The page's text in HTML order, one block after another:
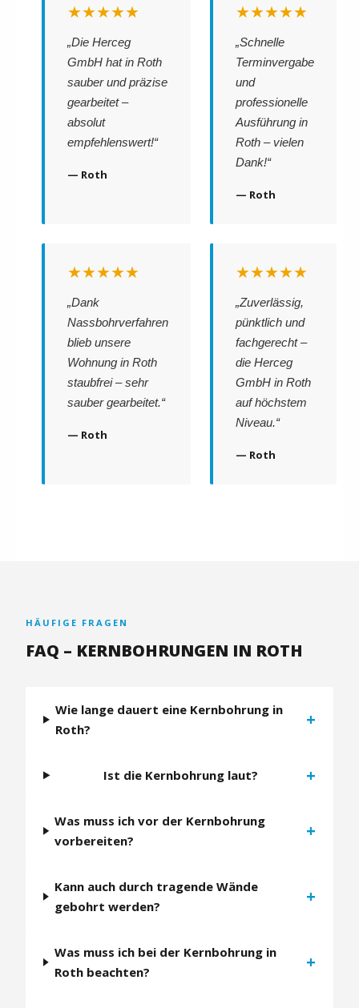
★★★★★
„Die Herceg
GmbH hat in Roth
sauber und präzise
gearbeitet –
absolut
empfehlenswert!“
— Roth
★★★★★
„Schnelle
Terminvergabe
und
professionelle
Ausführung in
Roth – vielen
Dank!“
— Roth
★★★★★
„Dank
Nassbohrverfahren
blieb unsere
Wohnung in Roth
staubfrei – sehr
sauber gearbeitet.“
— Roth
★★★★★
„Zuverlässig,
pünktlich und
fachgerecht –
die Herceg
GmbH in Roth
auf höchstem
Niveau.“
— Roth
HÄUFIGE FRAGEN
FAQ – KERNBOHRUNGEN IN ROTH
Wie lange dauert eine Kernbohrung in
Roth?
+
Ist die Kernbohrung laut? +
Was muss ich vor der Kernbohrung
vorbereiten?
+
Kann auch durch tragende Wände
gebohrt werden?
+
Was muss ich bei der Kernbohrung in
Roth beachten?
+